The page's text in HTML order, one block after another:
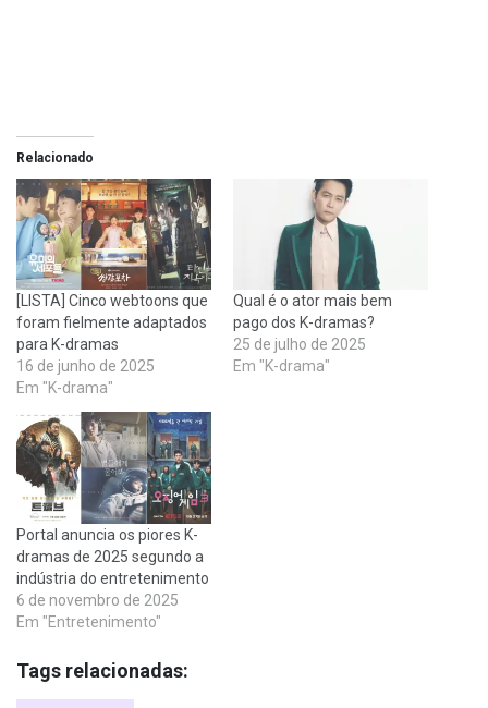
Relacionado
[LISTA] Cinco webtoons que
foram fielmente adaptados
para K-dramas
16 de junho de 2025
Em "K-drama"
Qual é o ator mais bem
pago dos K-dramas?
25 de julho de 2025
Em "K-drama"
Portal anuncia os piores K-
dramas de 2025 segundo a
indústria do entretenimento
6 de novembro de 2025
Em "Entretenimento"
Tags relacionadas: